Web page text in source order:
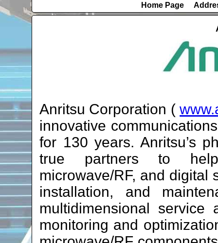
Home Page
Anritsu Corporation (
innovative
for 130 years. Anritsu’s
true partners to
microwave/RF, and digital
installation, and
multidimensional service
monitoring and